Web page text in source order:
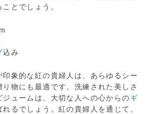
とでしょう。
込み
印象的な紅の貴婦人は、あらゆるシー
り物にも最適です。洗練された美しさ
ジュームは、大切な人への心からのギ
れるでしょう。紅の貴婦人を通じて、